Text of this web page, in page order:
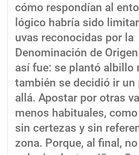
cómo respondían al
lógico habría sido
uvas reconocidas por la
Denominación de
así fue: se plantó albillo
también se decidió ir un
allá. Apostar por otras
menos habituales,
sin certezas y sin
zona. Porque, al final,